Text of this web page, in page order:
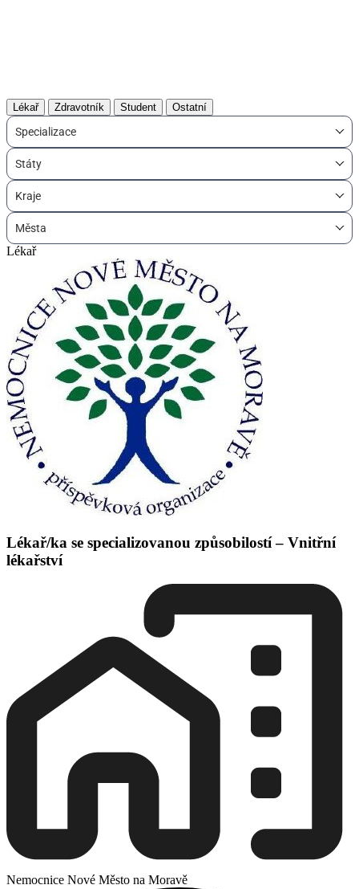
Lékař Zdravotník Student Ostatní
Specializace
Státy
Kraje
Města
Lékař
Lékař/ka se specializovanou způsobilostí – Vnitřní
lékařství
Nemocnice Nové Město na Moravě